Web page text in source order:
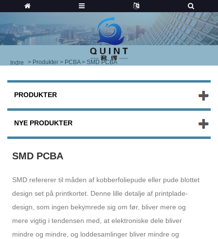
Indre > Produkter > PCBA> SMD PCBA
PRODUKTER
NYE PRODUKTER
SMD PCBA
SMD refererer til måden af ​​kobberfoliepude eller pude blottet
design set på printkortet. Denne lille detalje af printplade-
design, som ingen bekymrede sig om før, bliver mere og
mere vigtig i tendensen med, at elektroniske dele bliver
mindre og mindre, og loddesamlinger bliver mindre og